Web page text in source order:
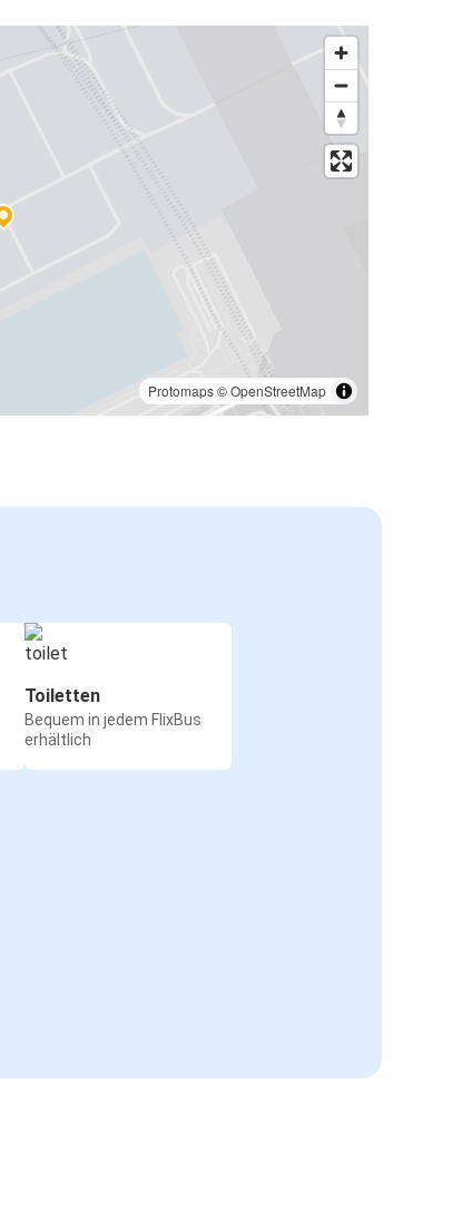
Protomaps©OpenStreetMap
Toiletten
Bequem in jedem FlixBus
erhältlich